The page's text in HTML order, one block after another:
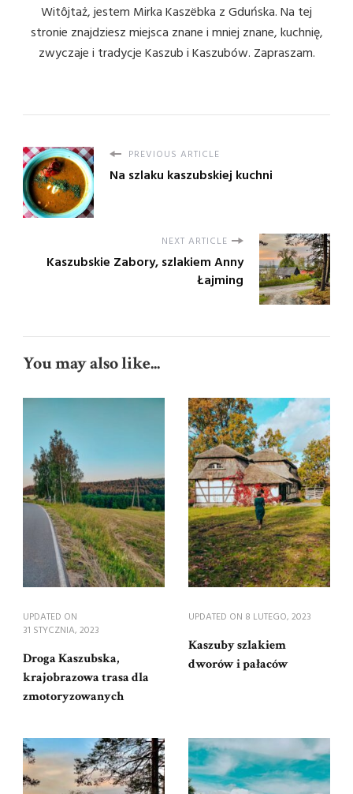
Witôjtaż, jestem Mirka Kaszëbka z Gduńska. Na tej
stronie znajdziesz miejsca znane i mniej znane, kuchnię,
zwyczaje i tradycje Kaszub i Kaszubów. Zapraszam.
PREVIOUS ARTICLE
Na szlaku kaszubskiej kuchni
NEXT ARTICLE
Kaszubskie Zabory, szlakiem Anny
Łajming
You may also like...
UPDATED ON
31 STYCZNIA, 2023
Droga Kaszubska,
krajobrazowa trasa dla
zmotoryzowanych
UPDATED ON 8 LUTEGO, 2023
Kaszuby szlakiem
dworów i pałaców